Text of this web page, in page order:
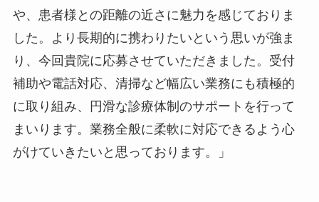
や、患者様との距離の近さに魅力を感じておりま
した。より長期的に携わりたいという思いが強ま
り、今回貴院に応募させていただきました。受付
補助や電話対応、清掃など幅広い業務にも積極的
に取り組み、円滑な診療体制のサポートを行って
まいります。業務全般に柔軟に対応できるよう心
がけていきたいと思っております。」